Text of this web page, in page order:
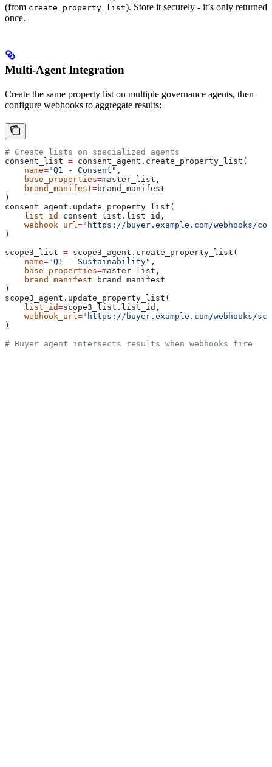
(from create_property_list). Store it securely - it’s only returned
once.
Multi-Agent Integration
Create the same property list on multiple governance agents, then
configure webhooks to aggregate results:
# Create lists on specialized agents
consent_list = consent_agent.create_property_list(
    name
="Q1 - Consent" ,
    base_properties
=master_list,
    brand_manifest
=brand_manifest
)
consent_agent.update_property_list(
    list_id
=consent_list.list_id,
    webhook_url
="https://buyer.example.com/webhooks/
)
scope3_list = scope3_agent.create_property_list(
    name
="Q1 - Sustainability" ,
    base_properties
=master_list,
    brand_manifest
=brand_manifest
)
scope3_agent.update_property_list(
    list_id
=scope3_list.list_id,
    webhook_url
="https://buyer.example.com/webhooks/
)
# Buyer agent intersects results when webhooks fire